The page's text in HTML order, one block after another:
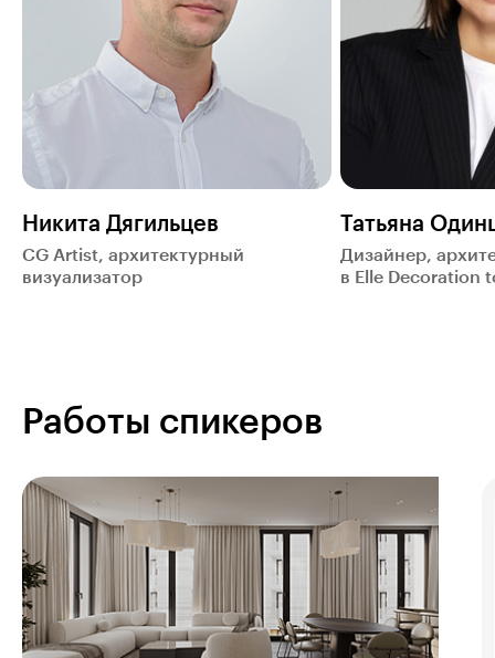
Никита Дягильцев
CG Artist, архитектурный
визуализатор
Татьяна
Дизайнер,
в Elle Decoration
Работы спикеров